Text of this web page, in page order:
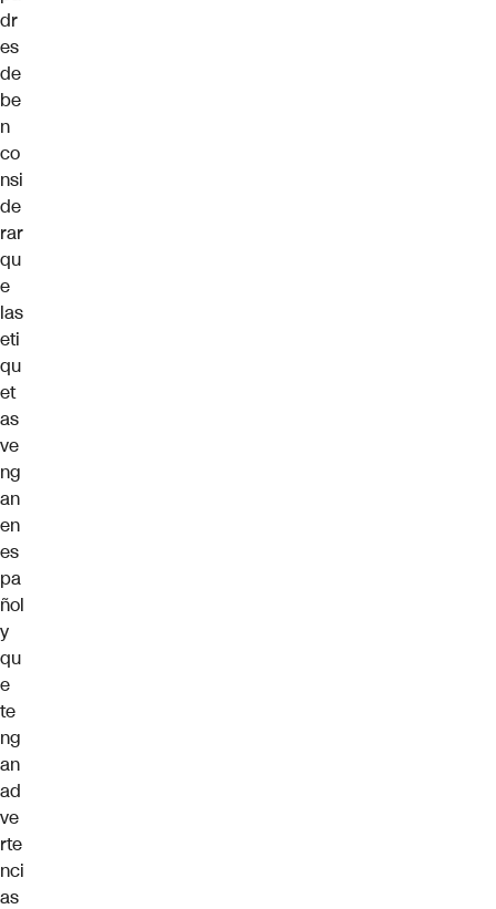
dr
es
de
be
n
co
nsi
de
rar
qu
e
las
eti
qu
et
as
ve
ng
an
en
es
pa
ñol
y
qu
e
te
ng
an
ad
ve
rte
nci
as